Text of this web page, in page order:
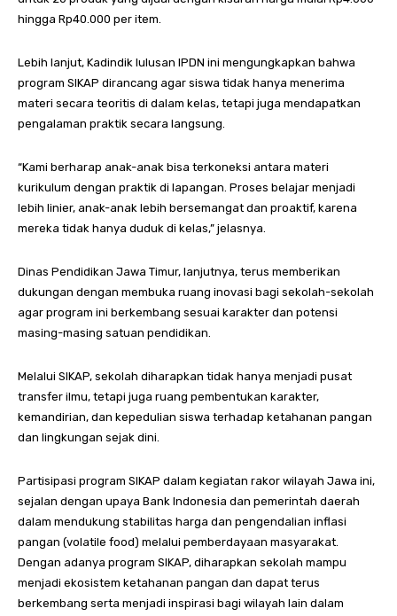
hingga Rp40.000 per item.
Lebih lanjut, Kadindik lulusan IPDN ini mengungkapkan bahwa
program SIKAP dirancang agar siswa tidak hanya menerima
materi secara teoritis di dalam kelas, tetapi juga mendapatkan
pengalaman praktik secara langsung.
“Kami berharap anak-anak bisa terkoneksi antara materi
kurikulum dengan praktik di lapangan. Proses belajar menjadi
lebih linier, anak-anak lebih bersemangat dan proaktif, karena
mereka tidak hanya duduk di kelas,” jelasnya.
Dinas Pendidikan Jawa Timur, lanjutnya, terus memberikan
dukungan dengan membuka ruang inovasi bagi sekolah-sekolah
agar program ini berkembang sesuai karakter dan potensi
masing-masing satuan pendidikan.
Melalui SIKAP, sekolah diharapkan tidak hanya menjadi pusat
transfer ilmu, tetapi juga ruang pembentukan karakter,
kemandirian, dan kepedulian siswa terhadap ketahanan pangan
dan lingkungan sejak dini.
Partisipasi program SIKAP dalam kegiatan rakor wilayah Jawa ini,
sejalan dengan upaya Bank Indonesia dan pemerintah daerah
dalam mendukung stabilitas harga dan pengendalian inflasi
pangan (volatile food) melalui pemberdayaan masyarakat.
Dengan adanya program SIKAP, diharapkan sekolah mampu
menjadi ekosistem ketahanan pangan dan dapat terus
berkembang serta menjadi inspirasi bagi wilayah lain dalam